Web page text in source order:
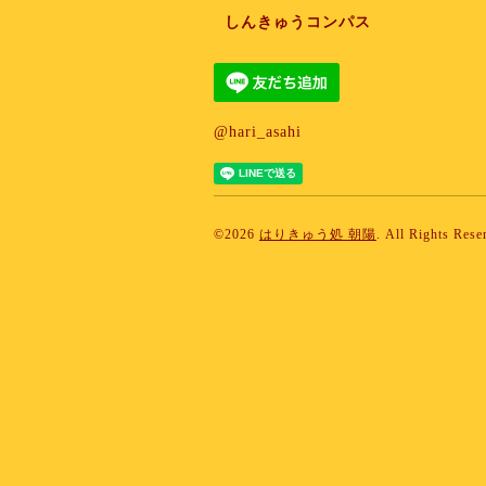
しんきゅうコンパス
@hari_asahi
©2026 はりきゅう処 朝陽. All Rights